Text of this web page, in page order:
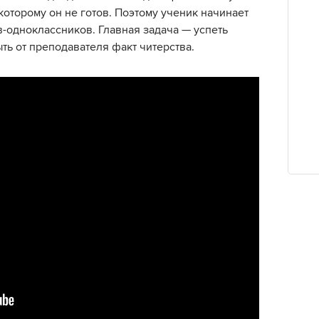
он не готов. Поэтому ученик начинает
Главная задача — успеть
от преподавателя факт читерства.